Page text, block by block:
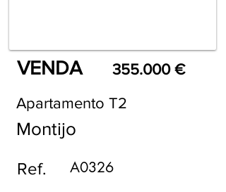
VENDA 355.000 €
Apartamento T2
Montijo
Ref. A0326